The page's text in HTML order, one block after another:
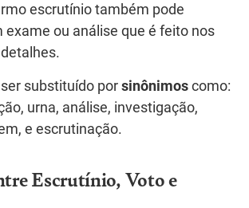
escrutínio também pode
exame ou análise que é feito nos
substituído por sinônimos como:
urna, análise, investigação,
e escrutinação.
Escrutínio, Voto e